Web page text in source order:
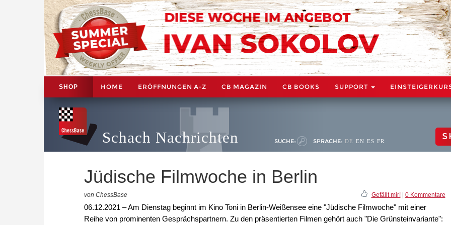
SHOP HOME ERÖFFNUNGEN A-Z CB MAGAZIN CB BOOKS SUPPORT
Schach Nachrichten SUCHE: SPRACHE: DE EN ES FR
Jüdische Filmwoche in Berlin
von ChessBase Gefällt mir!| 0 Kommentare
06.12.2021 – Am Dienstag beginnt im Kino Toni in Berlin-Weißensee eine "Jüdische Filmwoche" mit einer
Reihe von prominenten Gesprächspartnern. Zu den präsentierten Filmen gehört auch "Die Grünsteinvariante":